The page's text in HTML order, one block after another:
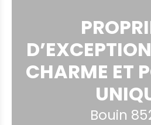
CHARME ET
Bouin